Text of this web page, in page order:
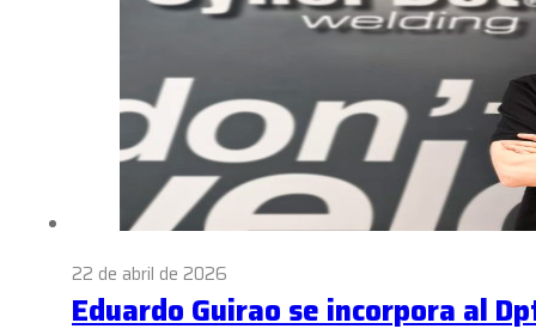
22 de abril de 2026
Eduardo Guirao se incorpora al